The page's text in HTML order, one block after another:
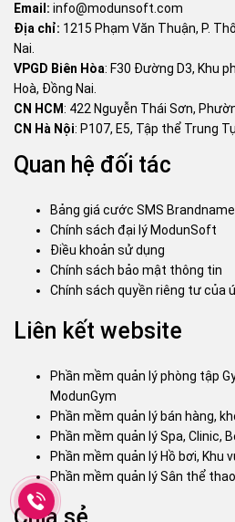
Email: info@modunsoft.com
Địa chỉ: 1215 Phạm Văn Thuận, P.
Nai.
VPGD Biên Hòa: F30 Đường D3, Khu
Hoà, Đồng Nai.
CN HCM: 422 Nguyễn Thái Sơn,
CN Hà Nội: P107, E5, Tập thể Trung
Quan hệ đối tác
Bảng giá cước SMS
Chính sách đại lý ModunSoft
Điều khoản sử dụng
Chính sách bảo mật thông tin
Chính sách quyền riêng tư của
Liên kết website
Phần mềm quản lý phòng tập
ModunGym
Phần mềm quản lý bán hàng,
Phần mềm quản lý Spa, Clinic,
Phần mềm quản lý Hồ bơi, Khu
Phần mềm quản lý Sân thể